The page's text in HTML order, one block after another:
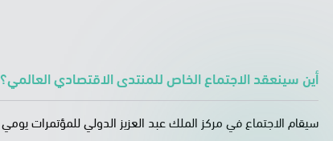
أين سينعقد الاجتماع الخاص للمنتدى الاقتصادي العالمي؟
سيقام الاجتماع في مركز الملك عبد العزيز الدولي للمؤتمرات يومي 28 و29 أبريل 2024 بمدينة الرياض